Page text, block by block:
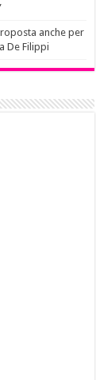
anche per
De Filippi